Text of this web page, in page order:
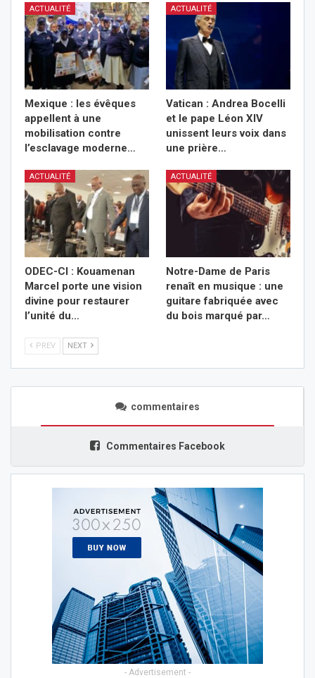
ACTUALITÉ
Mexique : les évêques
appellent à une
mobilisation contre
l’esclavage moderne…
ACTUALITÉ
Vatican : Andrea Bocelli
et le pape Léon XIV
unissent leurs voix dans
une prière…
ACTUALITÉ
ODEC-CI : Kouamenan
Marcel porte une vision
divine pour restaurer
l’unité du…
ACTUALITÉ
Notre-Dame de Paris
renaît en musique : une
guitare fabriquée avec
du bois marqué par…
PREV NEXT
commentaires
Commentaires Facebook
- Advertisement -